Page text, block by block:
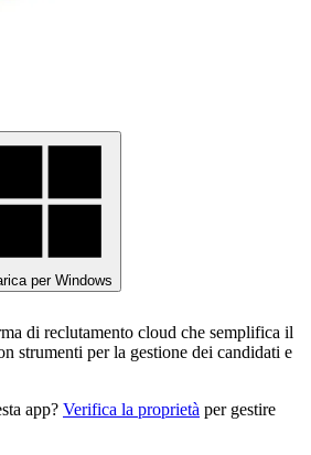
per Windows
di reclutamento cloud che semplifica il
strumenti per la gestione dei candidati e
app? Verifica la proprietà per gestire